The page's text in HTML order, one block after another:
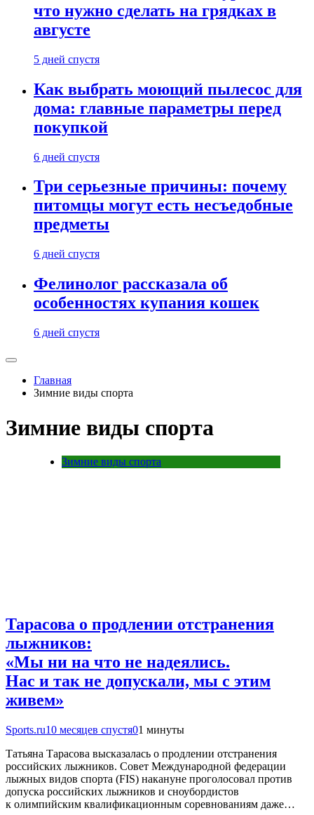
что нужно сделать на грядках в
августе
5 дней спустя
Как выбрать моющий пылесос для
дома: главные параметры перед
покупкой
6 дней спустя
Три серьезные причины: почему
питомцы могут есть несъедобные
предметы
6 дней спустя
Фелинолог рассказала об
особенностях купания кошек
6 дней спустя
Главная
Зимние виды спорта
Зимние виды спорта
Зимние виды спорта
Тарасова о продлении отстранения
лыжников:
«Мы ни на что не надеялись.
Нас и так не допускали, мы с этим
живем»
Sports.ru10 месяцев спустя01 минуты
Татьяна Тарасова высказалась о продлении отстранения
российских лыжников. Совет Международной федерации
лыжных видов спорта (FIS) накануне проголосовал против
допуска российских лыжников и сноубордистов
к олимпийским квалификационным соревнованиям даже…